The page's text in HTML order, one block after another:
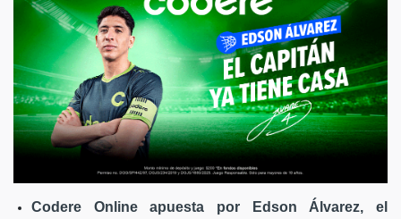
Codere Online apuesta por Edson Álvarez, el